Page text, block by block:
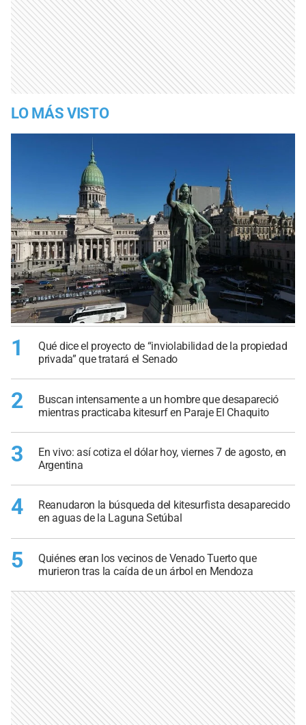
LO MÁS VISTO
1
Qué dice el proyecto de “inviolabilidad de la propiedad
privada” que tratará el Senado
2
Buscan intensamente a un hombre que desapareció
mientras practicaba kitesurf en Paraje El Chaquito
3
En vivo: así cotiza el dólar hoy, viernes 7 de agosto, en
Argentina
4
Reanudaron la búsqueda del kitesurfista desaparecido
en aguas de la Laguna Setúbal
5
Quiénes eran los vecinos de Venado Tuerto que
murieron tras la caída de un árbol en Mendoza